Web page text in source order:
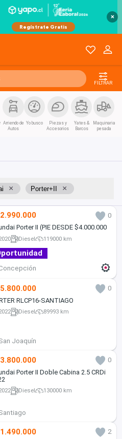
×
FILTRAR
Arriendo de
Autos
Yo busco
Piezas y
Accesorios
Yates &
Barcos
Maquinaria
pesada
× Porter+II ×
0
Porter II (PIE DESDE $4.000.000
Diesel 119000 km
0
RLCP16-SANTIAGO
Diesel 89993 km
Joaquín
0
Porter II Doble Cabina 2.5 CRDi
Diesel 130000 km
2